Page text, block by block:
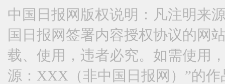
中国日报网版权说明：凡注明来
国日报网签署内容授权协议的网
载、使用，违者必究。如需使用
源：XXX（非中国日报网）”的